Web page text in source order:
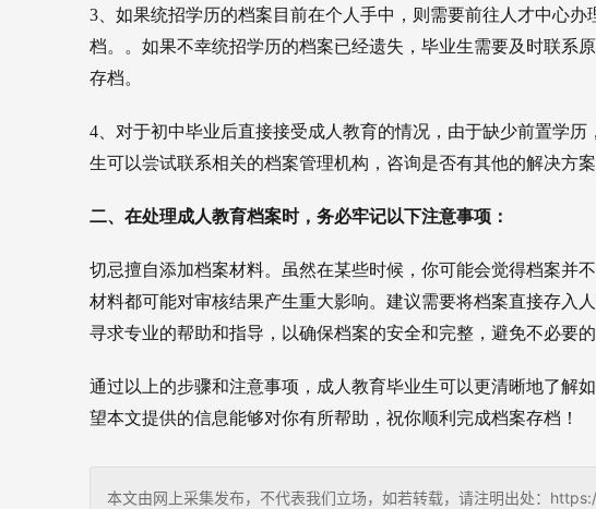
3、如果统招学历的档案目前在个人手中，则需要前往人才中心
档。。如果不幸统招学历的档案已经遗失，毕业生需要及时联系
存档。
4、对于初中毕业后直接接受成人教育的情况，由于缺少前置学
生可以尝试联系相关的档案管理机构，咨询是否有其他的解决方案
二、在处理成人教育档案时，务必牢记以下注意事项：
切忌擅自添加档案材料。虽然在某些时候，你可能会觉得档案并
材料都可能对审核结果产生重大影响。建议需要将档案直接存入
寻求专业的帮助和指导，以确保档案的安全和完整，避免不必要的
通过以上的步骤和注意事项，成人教育毕业生可以更清晰地了解
望本文提供的信息能够对你有所帮助，祝你顺利完成档案存档！
本文由网上采集发布，不代表我们立场，如若转载，请注明出处：